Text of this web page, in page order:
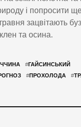
і попросити
зацвітають
та осина.
#ГАЙСИНСЬКИЙ
#ПРОХОЛОДА #